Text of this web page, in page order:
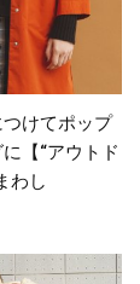
けてポップ
【“アウトド
わし